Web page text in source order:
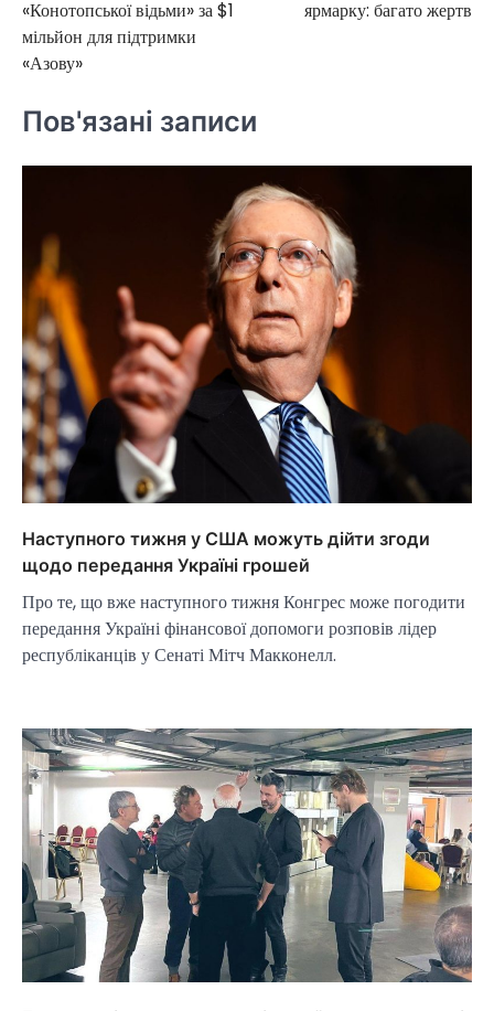
«Конотопської відьми» за $1
мільйон для підтримки
«Азову»
ярмарку: багато жертв
Пов'язані записи
Наступного тижня у США можуть дійти згоди
щодо передання Україні грошей
Про те, що вже наступного тижня Конгрес може погодити
передання Україні фінансової допомоги розповів лідер
республіканців у Сенаті Мітч Макконелл.